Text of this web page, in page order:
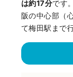
は約17分です
阪の中心部（
て梅田駅まで